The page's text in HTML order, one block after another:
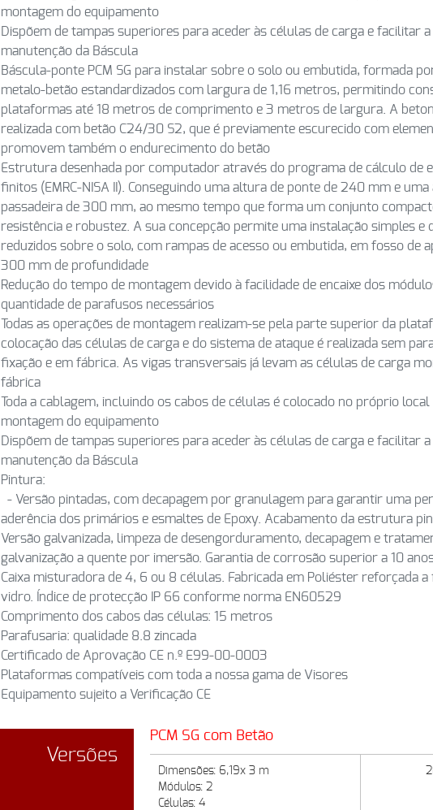
montagem do equipamento
Dispõem de tampas superiores para aceder às células de carga e facilitar a
manutenção da Báscula
Báscula-ponte PCM SG para instalar sobre o solo ou embutida, formada
metalo-betão estandardizados com largura de 1,16 metros, permitindo
plataformas até 18 metros de comprimento e 3 metros de largura. A
realizada com betão C24/30 S2, que é previamente escurecido com
promovem também o endurecimento do betão
Estrutura desenhada por computador através do programa de cálculo de
finitos (EMRC-NISA II). Conseguindo uma altura de ponte de 240 mm e
passadeira de 300 mm, ao mesmo tempo que forma um conjunto
resistência e robustez. A sua concepção permite uma instalação simples e
reduzidos sobre o solo, com rampas de acesso ou embutida, em fosso de
300 mm de profundidade
Redução do tempo de montagem devido à facilidade de encaixe dos
quantidade de parafusos necessários
Todas as operações de montagem realizam-se pela parte superior da
colocação das células de carga e do sistema de ataque é realizada sem
fixação e em fábrica. As vigas transversais já levam as células de carga
fábrica
Toda a cablagem, incluindo os cabos de células é colocado no próprio local
montagem do equipamento
Dispõem de tampas superiores para aceder às células de carga e facilitar a
manutenção da Báscula
Pintura:
- Versão pintadas, com decapagem por granulagem para garantir uma
aderência dos primários e esmaltes de Epoxy. Acabamento da estrutura
Versão galvanizada, limpeza de desengorduramento, decapagem e
galvanização a quente por imersão. Garantia de corrosão superior a 10
Caixa misturadora de 4, 6 ou 8 células. Fabricada em Poliéster reforçada a
vidro. Índice de protecção IP 66 conforme norma EN60529
Comprimento dos cabos das células: 15 metros
Parafusaria: qualidade 8.8 zincada
Certificado de Aprovação CE n.º E99-00-0003
Plataformas compatíveis com toda a nossa gama de Visores
Equipamento sujeito a Verificação CE
Versões
PCM SG com Betão
Dimensões: 6,19x 3 m
Módulos: 2
Células: 4